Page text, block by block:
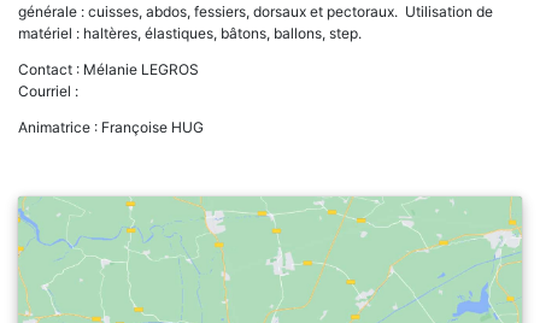
générale : cuisses, abdos, fessiers, dorsaux et pectoraux. Utilisation de
matériel : haltères, élastiques, bâtons, ballons, step.
Contact : Mélanie LEGROS
Courriel :
Animatrice : Françoise HUG